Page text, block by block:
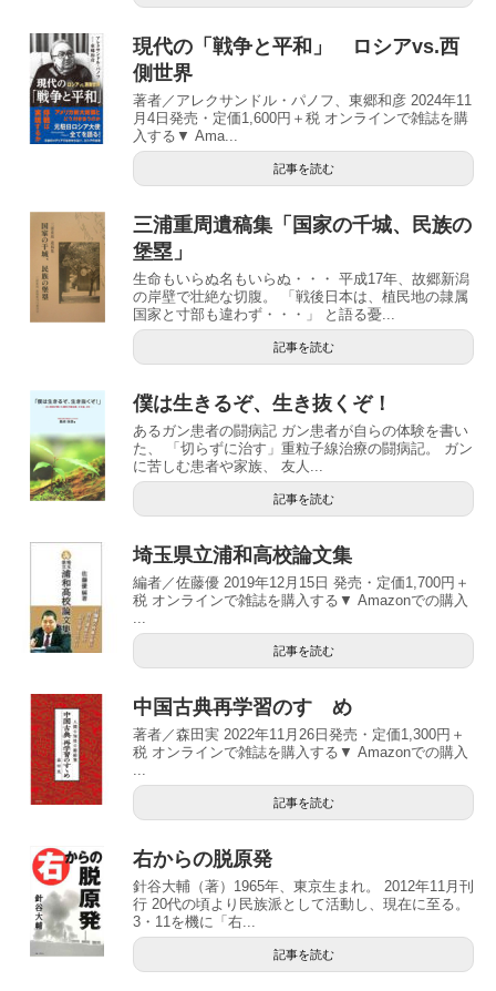
現代の「戦争と平和」 ロシアvs.西
側世界
著者／アレクサンドル・パノフ、東郷和彦 2024年11
月4日発売・定価1,600円＋税 オンラインで雑誌を購
入する▼ Ama...
記事を読む
三浦重周遺稿集「国家の千城、民族の
堡塁」
生命もいらぬ名もいらぬ・・・ 平成17年、故郷新潟
の岸壁で壮絶な切腹。 「戦後日本は、植民地の隷属
国家と寸部も違わず・・・」 と語る憂...
記事を読む
僕は生きるぞ、生き抜くぞ！
あるガン患者の闘病記 ガン患者が自らの体験を書い
た、 「切らずに治す」重粒子線治療の闘病記。 ガン
に苦しむ患者や家族、 友人...
記事を読む
埼玉県立浦和高校論文集
編者／佐藤優 2019年12月15日 発売・定価1,700円＋
税 オンラインで雑誌を購入する▼ Amazonでの購入
記事を読む
中国古典再学習のすゝめ
著者／森田実 2022年11月26日発売・定価1,300円＋
税 オンラインで雑誌を購入する▼ Amazonでの購入
記事を読む
右からの脱原発
針谷大輔（著）1965年、東京生まれ。 2012年11月刊
行 20代の頃より民族派として活動し、現在に至る。
3・11を機に「右...
記事を読む